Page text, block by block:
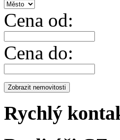
Cena od:
Cena do:
Rychlý